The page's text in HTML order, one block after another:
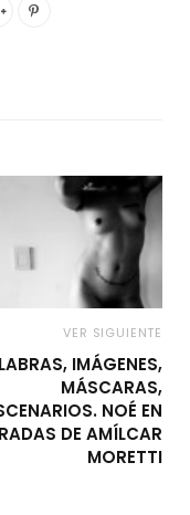
VER SIGUIENTE
IMÁGENES,
MÁSCARAS,
NOÉ EN
DE AMÍLCAR
MORETTI